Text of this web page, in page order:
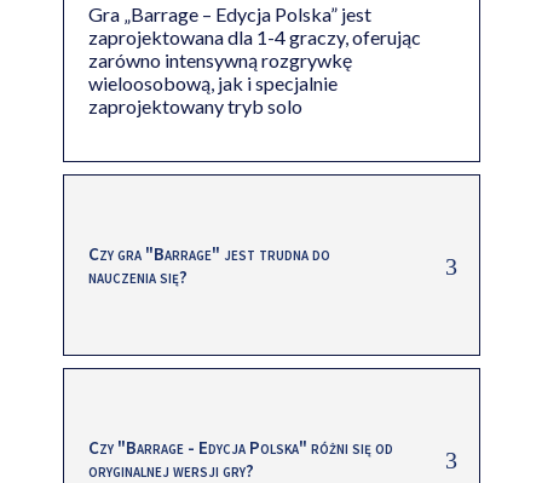
Gra „Barrage – Edycja Polska” jest
zaprojektowana dla 1-4 graczy, oferując
zarówno intensywną rozgrywkę
wieloosobową, jak i specjalnie
zaprojektowany tryb solo
Czy gra "Barrage" jest trudna do
nauczenia się?
Czy "Barrage - Edycja Polska" różni się od
oryginalnej wersji gry?